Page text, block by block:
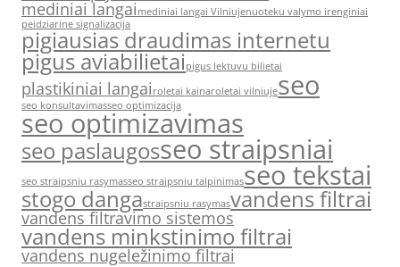
mediniai langai mediniai langai Vilniujenuoteku valymo irenginiai
peidziarine signalizacija
pigiausias draudimas internetu
pigus aviabilietaipigus lektuvu bilietai
plastikiniai langai roletai kainaroletai vilniujeseo
seo konsultavimasseo optimizacija
seo optimizavimas
seo paslaugosseo straipsniai
seo straipsniu rasymasseo straipsniu talpinimasseo tekstai
stogo dangastraipsniu rasymasvandens filtrai
vandens filtravimo sistemos
vandens minkstinimo filtrai
vandens nugeležinimo filtrai